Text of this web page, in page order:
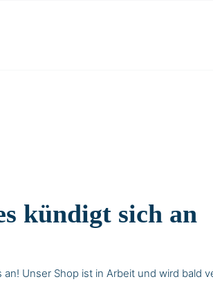
kündigt sich an
Unser Shop ist in Arbeit und wird bald